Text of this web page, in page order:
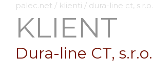
palec.net / klienti / dura-line ct, s.r.o.
KLIENT
Dura-line CT, s.r.o.